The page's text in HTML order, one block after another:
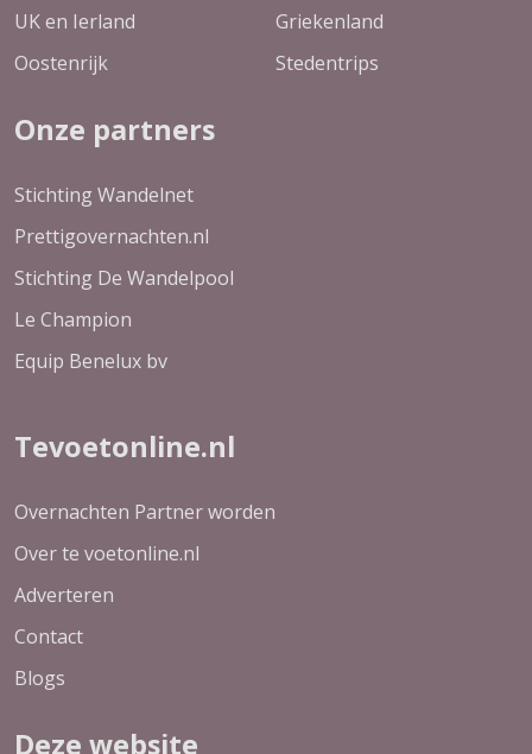
UK en Ierland
Oostenrijk
Griekenland
Stedentrips
Onze partners
Stichting Wandelnet
Prettigovernachten.nl
Stichting De Wandelpool
Le Champion
Equip Benelux bv
Tevoetonline.nl
Overnachten Partner worden
Over te voetonline.nl
Adverteren
Contact
Blogs
Deze website